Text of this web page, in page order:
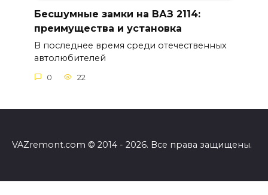
Бесшумные замки на ВАЗ 2114:
преимущества и установка
В последнее время среди отечественных
автолюбителей
0 22
VAZremont.com © 2014 - 2026. Все права защищены.